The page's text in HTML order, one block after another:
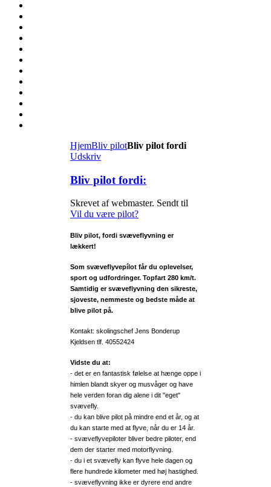
HjemBliv pilotBliv pilot fordi
Udskriv
Bliv pilot fordi:
Skrevet af webmaster. Sendt til
Vil du være pilot?
Bliv pilot, fordi svæveflyvning er
lækkert!
Som svæveflyvepílot får du oplevelser,
sport og udfordringer. Topfart 280 km/t.
Samtidig er svæveflyvning den sikreste,
sjoveste, nemmeste og bedste måde at
blive pilot på.
Kontakt: skolingschef Jens Bonderup
Kjeldsen tlf. 40552424
Vidste du at:
- det er en fantastisk følelse at hænge oppe i
himlen blandt skyer og musvåger og have
hele verden foran dig alene i dit "eget"
svævefly.
- du kan blive pilot på mindre end et år, og at
du kan starte med at flyve, når du er 14 år.
- svæveflyvepiloter bliver bedre piloter, end
dem der starter med motorflyvning.
- du i et svævefly kan flyve hele dagen og
flere hundrede kilometer med høj hastighed.
- svæveflyvning ikke er dyrere end andre